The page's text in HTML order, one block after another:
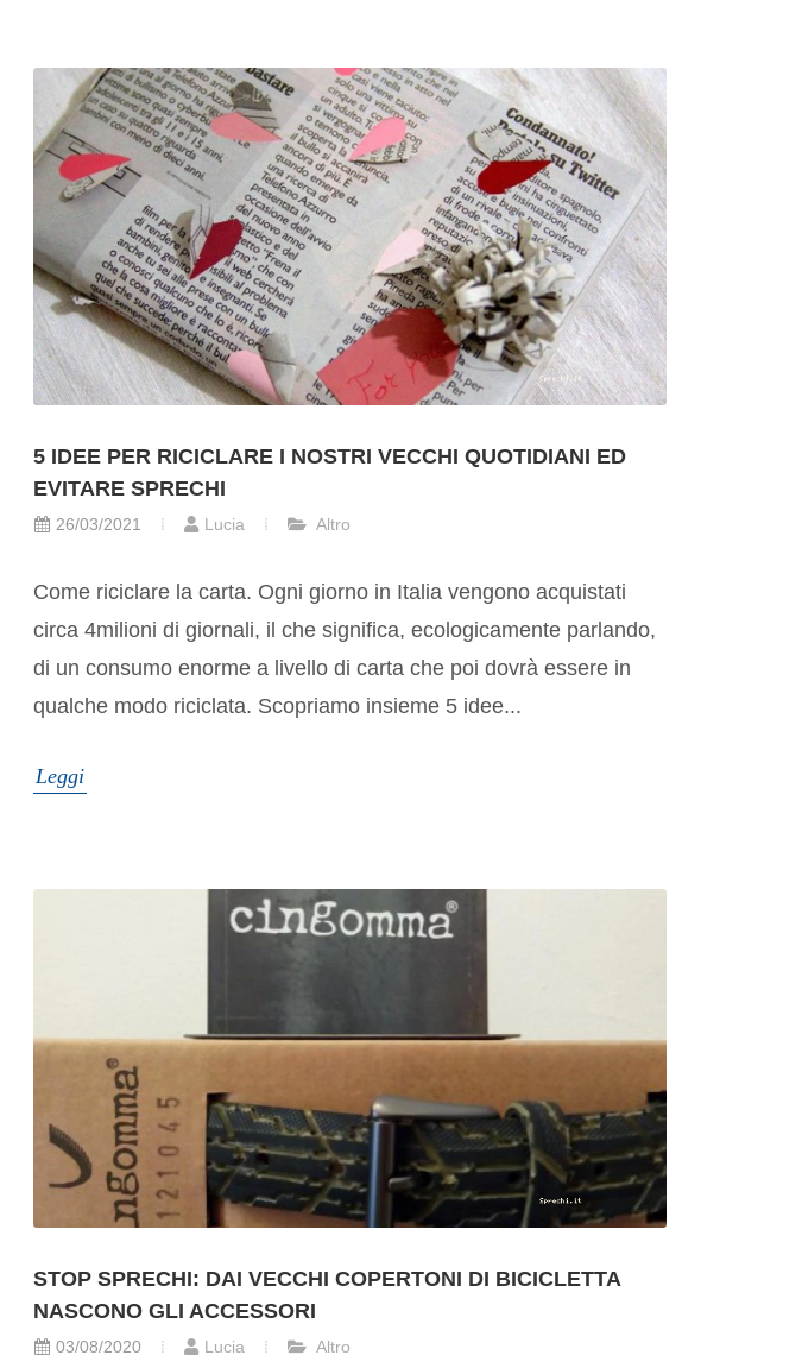
5 IDEE PER RICICLARE I NOSTRI VECCHI QUOTIDIANI ED
EVITARE SPRECHI
26/03/2021 Lucia Altro
Come riciclare la carta. Ogni giorno in Italia vengono acquistati
circa 4milioni di giornali, il che significa, ecologicamente parlando,
di un consumo enorme a livello di carta che poi dovrà essere in
qualche modo riciclata. Scopriamo insieme 5 idee...
Leggi
STOP SPRECHI: DAI VECCHI COPERTONI DI BICICLETTA
NASCONO GLI ACCESSORI
03/08/2020 Lucia Altro